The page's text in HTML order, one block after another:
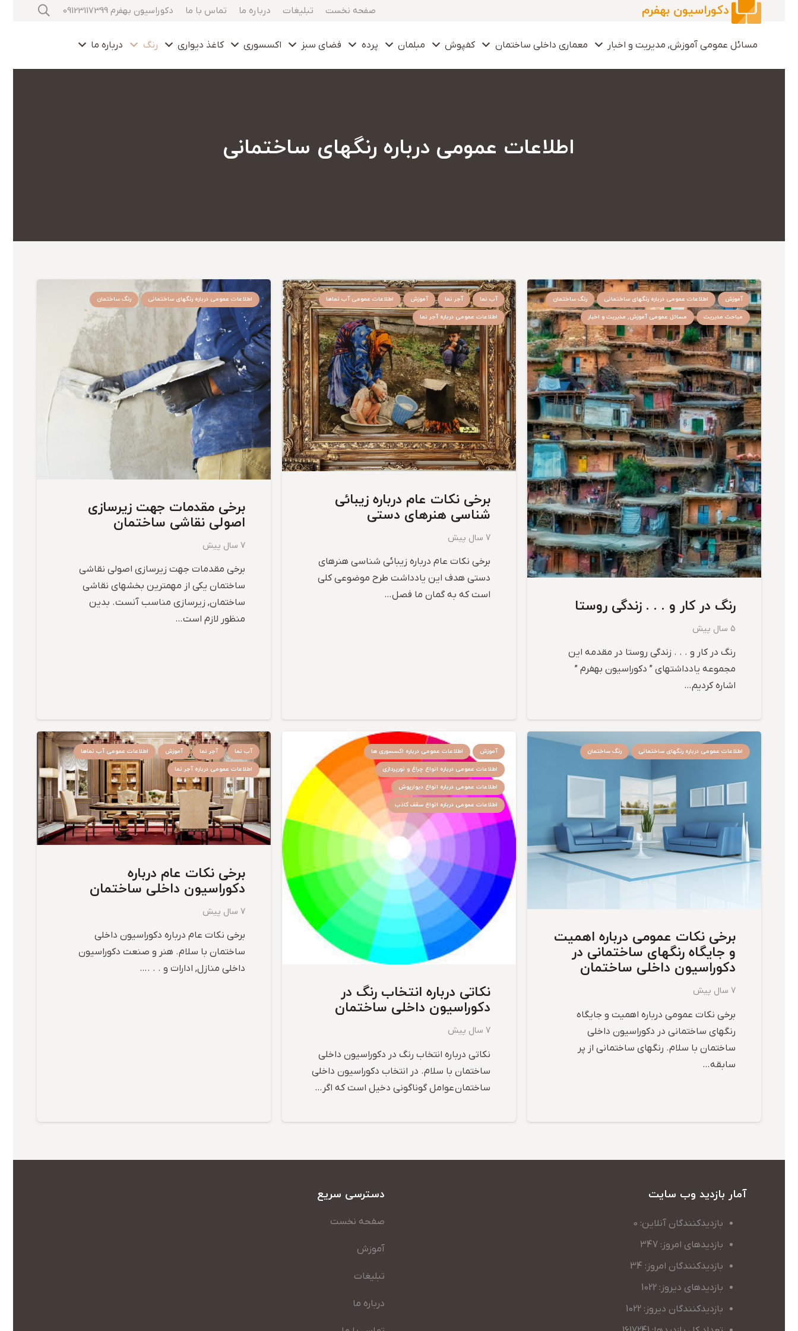
دکوراسیون بهفرم صفحه نخست تبلیغات درباره ما تماس با ما دکوراسیون بهفرم 09123117399
مسائل عمومی آموزش, مدیریت و اخبار معماری داخلی ساختمان کفپوش مبلمان پرده فضای سبز اکسسوری کاغذ دیواری رنگ درباره ما
اطلاعات عمومی درباره رنگهای ساختمانی
آموزش اطلاعات عمومی درباره رنگهای ساختمانی
رنگ ساختمان
مباحث مدیریت
مسائل عمومی آموزش, مدیریت و اخبار
رنگ در کار و . . . زندگی روستا
5 سال پیش
رنگ در کار و . . . زندگی روستا در مقدمه این
مجموعه یادداشتهای ” دکوراسیون بهفرم ”
اشاره کردیم…
آب نما آجر نما آموزش
اطلاعات عمومی آب نماها
اطلاعات عمومی درباره آجر نما
برخی نکات عام درباره زیبائی
شناسی هنرهای دستی
7 سال پیش
برخی نکات عام درباره زیبائی شناسی هنرهای
دستی هدف این یادداشت طرح موضوعی کلی
است که به گمان ما فصل…
اطلاعات عمومی درباره رنگهای ساختمانی رنگ ساختمان
برخی مقدمات جهت زیرسازی
اصولی نقاشی ساختمان
7 سال پیش
برخی مقدمات جهت زیرسازی اصولی نقاشی
ساختمان یکی از مهمترین بخشهای نقاشی
ساختمان, زیرسازی مناسب آنست. بدین
منظور لازم است…
اطلاعات عمومی درباره رنگهای ساختمانی رنگ ساختمان
برخی نکات عمومی درباره اهمیت
و جایگاه رنگهای ساختمانی در
دکوراسیون داخلی ساختمان
7 سال پیش
برخی نکات عمومی درباره اهمیت و جایگاه
رنگهای ساختمانی در دکوراسیون داخلی
ساختمان با سلام. رنگهای ساختمانی از پر
سابقه…
آموزش
اطلاعات عمومی درباره اکسسوری ها
اطلاعات عمومی درباره انواع چراغ و نورپردازی
اطلاعات عمومی درباره انواع دیوارپوش
اطلاعات عمومی درباره انواع سقف کاذب
نکاتی درباره انتخاب رنگ در
دکوراسیون داخلی ساختمان
7 سال پیش
نکاتی درباره انتخاب رنگ در دکوراسیون داخلی
ساختمان با سلام. در انتخاب دکوراسیون داخلی
ساختمان عوامل گوناگونی دخیل است که اگر…
آب نما آجر نما آموزش
اطلاعات عمومی آب نماها
اطلاعات عمومی درباره آجر نما
برخی نکات عام درباره
دکوراسیون داخلی ساختمان
7 سال پیش
برخی نکات عام درباره دکوراسیون داخلی
ساختمان با سلام. هنر و صنعت دکوراسیون
داخلی منازل, ادارات و . . .…
آمار بازدید وب سایت
بازدیدکنندگان آنلاین: 0
بازدیدهای امروز: 347
بازدیدکنندگان امروز: 34
بازدیدهای دیروز: 1022
بازدیدکنندگان دیروز: 1022
دسترسی سریع
صفحه نخست
آموزش
تبلیغات
درباره ما